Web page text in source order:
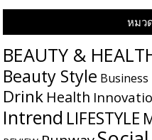
หมว
BEAUTY &
Beauty Style Business
Drink Health
Intrend LIFESTYLE